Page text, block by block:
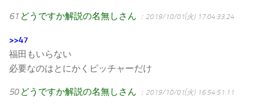
61 どうですか解説の名無しさん ：2019/10/01(火) 17:04:33.24
>>47
福田もいらない
必要なのはとにかくピッチャーだけ
50 どうですか解説の名無しさん ：2019/10/01(火) 16:54:51.11